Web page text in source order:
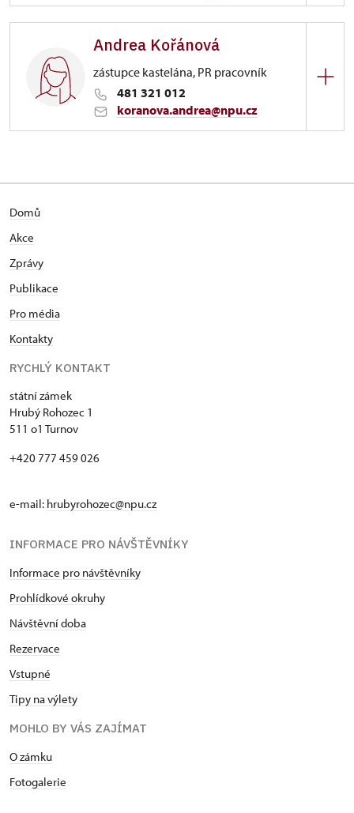
Hrubý Rohozec 1/, Hrubý Rohozec
Andrea Kořánová
zástupce kastelána, PR pracovník
481 321 012
koranova.andrea@npu.cz
Domů
Akce
Zprávy
Publikace
Pro média
Kontakty
RYCHLÝ KONTAKT
státní zámek
Hrubý Rohozec 1
511 o1 Turnov
+420 777 459 026
e-mail: hrubyrohozec@npu.cz
INFORMACE PRO NÁVŠTĚVNÍKY
Informace pro návštěvníky
Prohlídkové okruhy
Návštěvní doba
Rezervace
Vstupné
Tipy na výlety
MOHLO BY VÁS ZAJÍMAT
O zámku
Fotogalerie